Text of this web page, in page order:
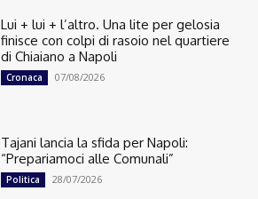
Lui + lui + l’altro. Una lite per gelosia
finisce con colpi di rasoio nel quartiere
di Chiaiano a Napoli
Cronaca 07/08/2026
Tajani lancia la sfida per Napoli:
“Prepariamoci alle Comunali”
Politica 28/07/2026